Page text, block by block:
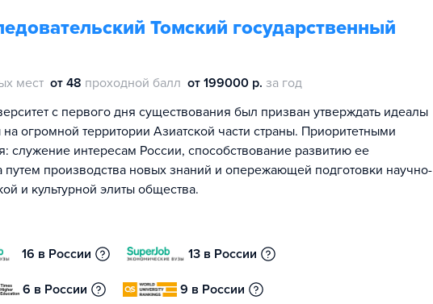
Томский государственный
мест от 48 проходной балл от 199000 р. за год
с первого дня существования был призван утверждать идеалы
огромной территории Азиатской части страны. Приоритетными
служение интересам России, способствование развитию ее
путем производства новых знаний и опережающей подготовки научно-
и культурной элиты общества.
16 в России 13 в России
6 в России 9 в России